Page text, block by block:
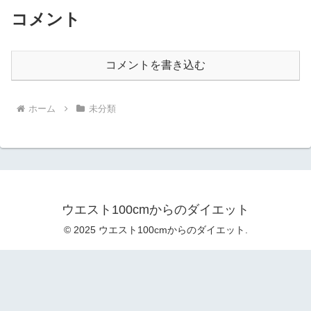
コメント
コメントを書き込む
ホーム 未分類
ウエスト100cmからのダイエット
© 2025 ウエスト100cmからのダイエット.